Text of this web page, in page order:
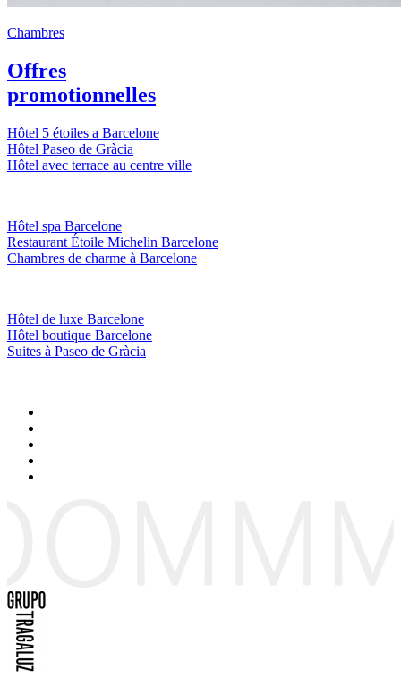
Chambres
Offres
promotionnelles
Hôtel 5 étoiles a Barcelone
Hôtel Paseo de Gràcia
Hôtel avec terrace au centre ville
Hôtel spa Barcelone
Restaurant Étoile Michelin Barcelone
Chambres de charme à Barcelone
Hôtel de luxe Barcelone
Hôtel boutique Barcelone
Suites à Paseo de Gràcia